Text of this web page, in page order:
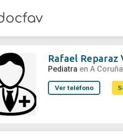
Rafael Reparaz Vidal
Pediatra
Rafael Reparaz
Pediatra en A Coruña
Ver teléfono